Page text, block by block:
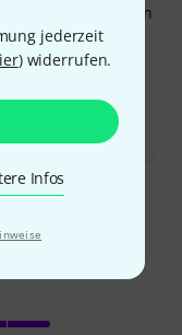
jederzeit
) widerrufen.
Infos
und formschönen
schnelle und